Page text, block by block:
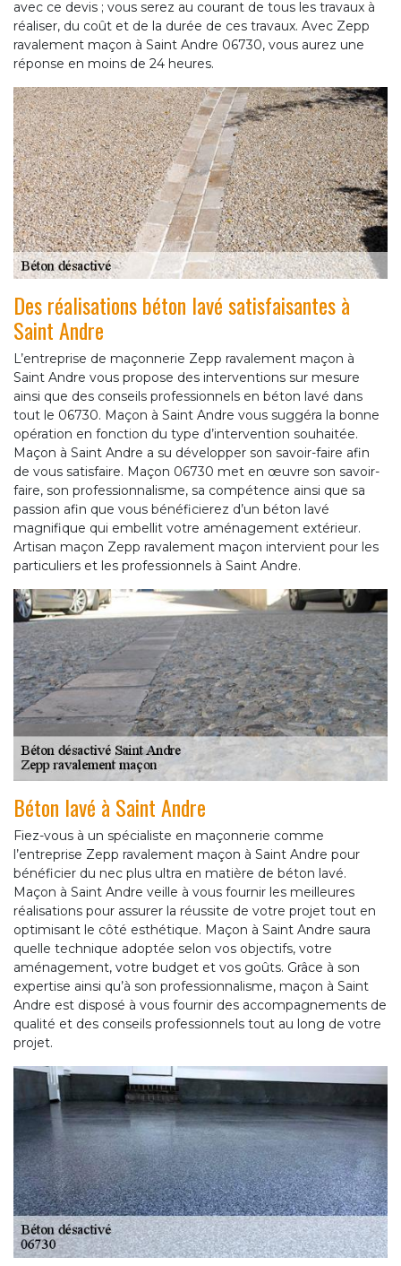
avec ce devis ; vous serez au courant de tous les travaux à
réaliser, du coût et de la durée de ces travaux. Avec Zepp
ravalement maçon à Saint Andre 06730, vous aurez une
réponse en moins de 24 heures.
Des réalisations béton lavé satisfaisantes à
Saint Andre
L’entreprise de maçonnerie Zepp ravalement maçon à
Saint Andre vous propose des interventions sur mesure
ainsi que des conseils professionnels en béton lavé dans
tout le 06730. Maçon à Saint Andre vous suggéra la bonne
opération en fonction du type d’intervention souhaitée.
Maçon à Saint Andre a su développer son savoir-faire afin
de vous satisfaire. Maçon 06730 met en œuvre son savoir-
faire, son professionnalisme, sa compétence ainsi que sa
passion afin que vous bénéficierez d’un béton lavé
magnifique qui embellit votre aménagement extérieur.
Artisan maçon Zepp ravalement maçon intervient pour les
particuliers et les professionnels à Saint Andre.
Béton lavé à Saint Andre
Fiez-vous à un spécialiste en maçonnerie comme
l’entreprise Zepp ravalement maçon à Saint Andre pour
bénéficier du nec plus ultra en matière de béton lavé.
Maçon à Saint Andre veille à vous fournir les meilleures
réalisations pour assurer la réussite de votre projet tout en
optimisant le côté esthétique. Maçon à Saint Andre saura
quelle technique adoptée selon vos objectifs, votre
aménagement, votre budget et vos goûts. Grâce à son
expertise ainsi qu’à son professionnalisme, maçon à Saint
Andre est disposé à vous fournir des accompagnements de
qualité et des conseils professionnels tout au long de votre
projet.